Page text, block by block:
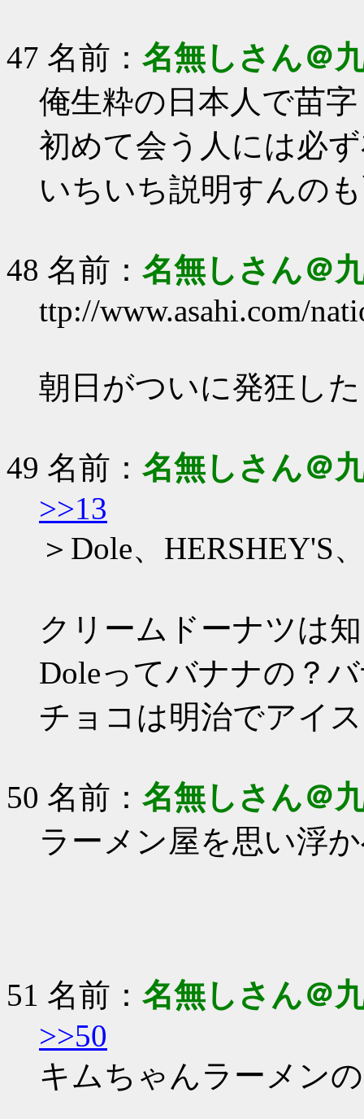
47 名前： 名無しさん＠
俺生粋の日本人で苗
初めて会う人には必
いちいち説明すんの
48 名前： 名無しさん＠
ttp://www.asahi.com/
朝日がついに発狂し
49 名前： 名無しさん＠
>>13
＞Dole、
クリームドーナツは
Doleってバナナの？
チョコは明治でアイ
50 名前： 名無しさん＠
ラーメン屋を思い浮
51 名前： 名無しさん＠
>>50
キムちゃんラーメン